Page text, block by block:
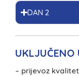
DAN 2
UKLJUČENO
– prijevoz